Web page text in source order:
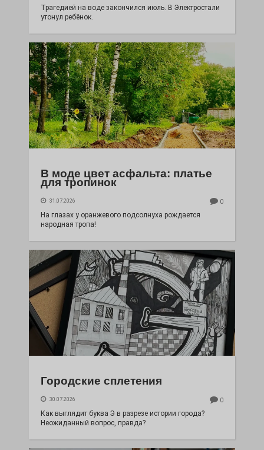
Трагедией на воде закончился июль. В Электростали
утонул ребёнок.
В моде цвет асфальта: платье
для тропинок
31.07.2026 0
На глазах у оранжевого подсолнуха рождается
народная тропа!
Городские сплетения
30.07.2026 0
Как выглядит буква Э в разрезе истории города?
Неожиданный вопрос, правда?